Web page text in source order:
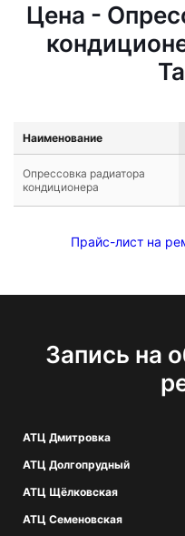
Цена -
Наименование
Опрессовка радиатора
кондиционера
Прайс-лист на
Запись на
АТЦ Дмитровка
АТЦ Долгопрудный
АТЦ Щёлковская
АТЦ Семеновская